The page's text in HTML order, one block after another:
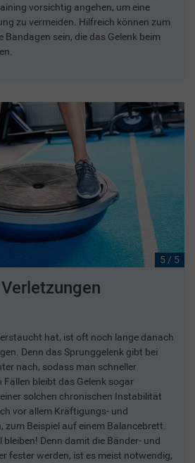
vorsichtig angehen, um eine
zu vermeiden. Hilfreich können zum
Bandagen sein, die das Gelenk beim
5 / 5
hat, ist oft noch lange danach
Denn das Sprunggelenk gibt bei
nach, sodass man schneller
bleibt das Gelenk sogar
solchen chronischen Instabilität
vor allem Kräftigungs- und
Beispiel auf einem Balancebrett.
bleiben! Denn damit die Bänder- und
fester werden, ist es meist notwendig,